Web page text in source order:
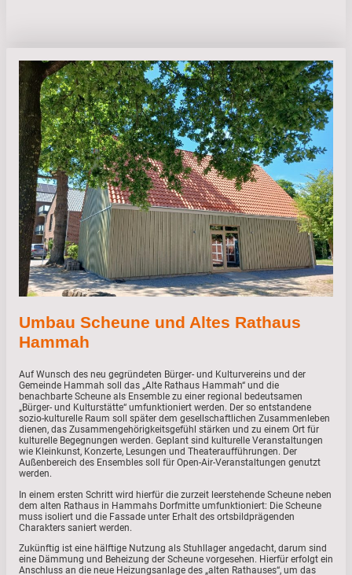
Umbau Scheune und Altes Rathaus
Hammah
Auf Wunsch des neu gegründeten Bürger- und Kulturvereins und der
Gemeinde Hammah soll das „Alte Rathaus Hammah“ und die
benachbarte Scheune als Ensemble zu einer regional bedeutsamen
„Bürger- und Kulturstätte“ umfunktioniert werden. Der so entstandene
sozio-kulturelle Raum soll später dem gesellschaftlichen Zusammenleben
dienen, das Zusammengehörigkeitsgefühl stärken und zu einem Ort für
kulturelle Begegnungen werden. Geplant sind kulturelle Veranstaltungen
wie Kleinkunst, Konzerte, Lesungen und Theateraufführungen. Der
Außenbereich des Ensembles soll für Open-Air-Veranstaltungen genutzt
werden.
In einem ersten Schritt wird hierfür die zurzeit leerstehende Scheune neben
dem alten Rathaus in Hammahs Dorfmitte umfunktioniert: Die Scheune
muss isoliert und die Fassade unter Erhalt des ortsbildprägenden
Charakters saniert werden.
Zukünftig ist eine hälftige Nutzung als Stuhllager angedacht, darum sind
eine Dämmung und Beheizung der Scheune vorgesehen. Hierfür erfolgt ein
Anschluss an die neue Heizungsanlage des „alten Rathauses“, um das